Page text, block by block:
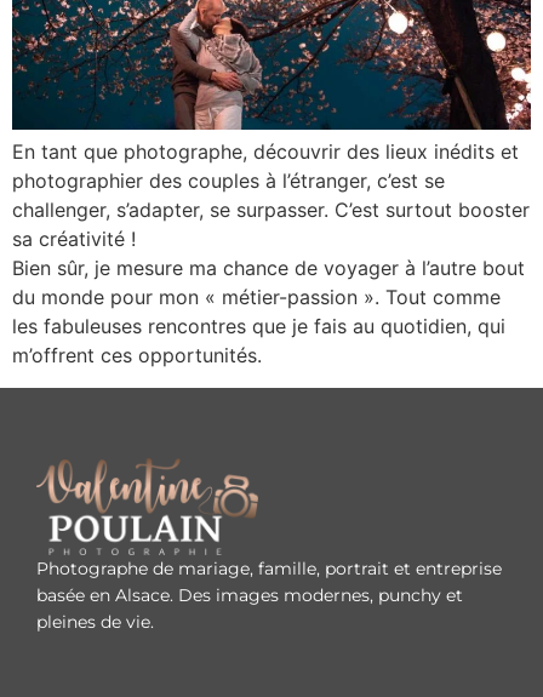
En tant que photographe, découvrir des lieux inédits et
photographier des couples à l’étranger, c’est se
challenger, s’adapter, se surpasser. C’est surtout booster
sa créativité !
Bien sûr, je mesure ma chance de voyager à l’autre bout
du monde pour mon « métier-passion ». Tout comme
les fabuleuses rencontres que je fais au quotidien, qui
m’offrent ces opportunités.
Photographe de mariage, famille, portrait et entreprise
basée en Alsace. Des images modernes, punchy et
pleines de vie.